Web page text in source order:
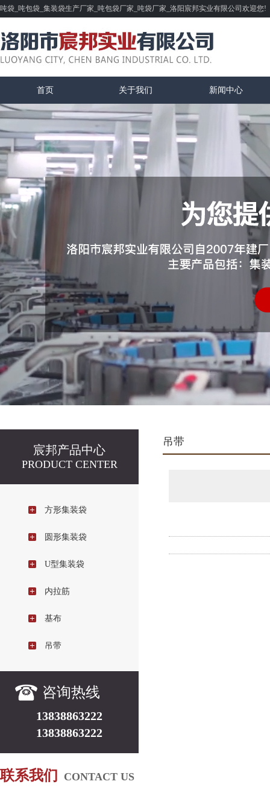
吨袋_吨包袋_集装袋生产厂家_吨包袋厂家_吨袋厂家_洛阳宸邦实业有限公司欢迎您!
首页 关于我们 新闻中心
宸邦产品中心
PRODUCT CENTER
方形集装袋
圆形集装袋
U型集装袋
内拉筋
基布
吊带
咨询热线
13838863222
13838863222
联系我们 CONTACT US
吊带